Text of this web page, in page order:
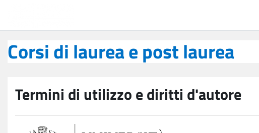
Corsi di laurea e post laurea
Termini di utilizzo e diritti d'autore